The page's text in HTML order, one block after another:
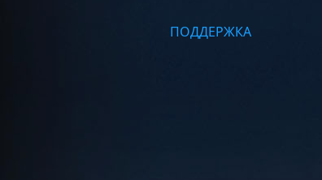
ПОДДЕРЖКА